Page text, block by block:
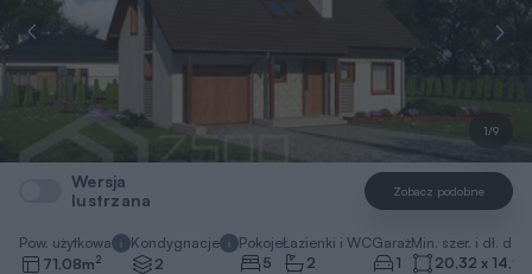
1/9
Wersja
lustrzana
Zobacz podobne
Pow. użytkowa
71,08m2
Kondygnacje
2
Pokoje
5
Łazienki i WC
2
Garaż
1
Min. szer. i dł.
20,32 x 14,92